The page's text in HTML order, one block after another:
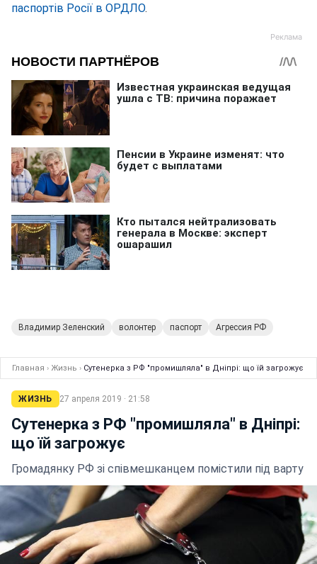
паспортів Росії в ОРДЛО.
Владимир Зеленский волонтер паспорт Агрессия РФ
Главная › Жизнь › Сутенерка з РФ "промишляла" в Дніпрі: що їй загрожує
ЖИЗНЬ 27 апреля 2019 · 21:58
Сутенерка з РФ "промишляла" в Дніпрі:
що їй загрожує
Громадянку РФ зі співмешканцем помістили під варту